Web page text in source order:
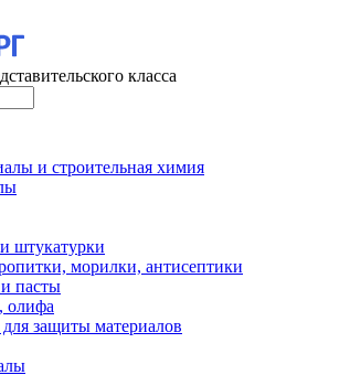
класса
и строительная химия
штукатурки
морилки, антисептики
пасты
олифа
защиты материалов